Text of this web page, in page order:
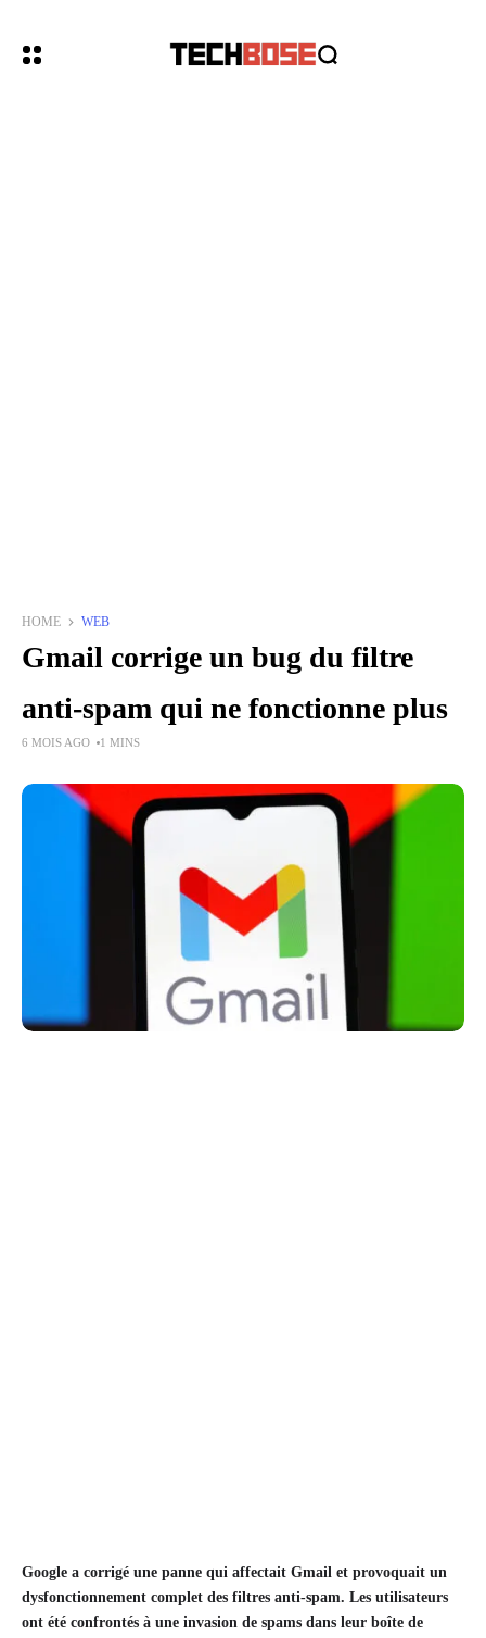
HOME WEB
Gmail corrige un bug du filtre
anti-spam qui ne fonctionne plus
6 MOIS AGO 1 MINS
Google a corrigé une panne qui affectait Gmail et provoquait un
dysfonctionnement complet des filtres anti-spam. Les utilisateurs
ont été confrontés à une invasion de spams dans leur boîte de